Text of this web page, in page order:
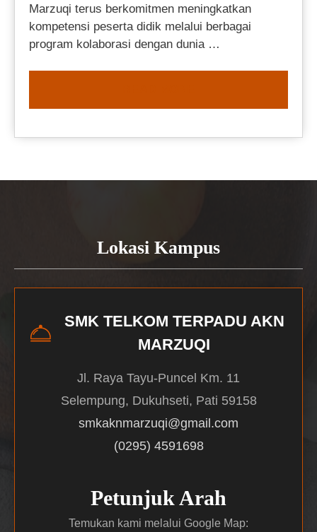
Marzuqi terus berkomitmen meningkatkan
kompetensi peserta didik melalui berbagai
program kolaborasi dengan dunia …
Lokasi Kampus
SMK TELKOM TERPADU AKN
MARZUQI
Jl. Raya Tayu-Puncel Km. 11
Selempung, Dukuhseti, Pati 59158
smkaknmarzuqi@gmail.com
(0295) 4591698
Petunjuk Arah
Temukan kami melalui Google Map: